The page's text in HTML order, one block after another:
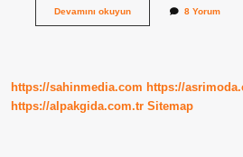
Devamını okuyunOrman
8 Yorum
https://sahinmedia.com https://
https://alpakgida.com.tr Sitemap